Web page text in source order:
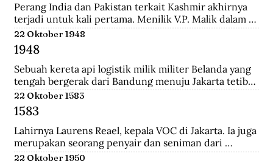
Perang India dan Pakistan terkait Kashmir akhirnya
terjadi untuk kali pertama. Menilik V.P. Malik dalam
Kargil from Surprise to Victory, Perang Indo-Pakistani
I itu membawa korban 1.104 jiwa di pihak India dan
6.000 di pihak Pakistan.
22 Oktober 1948
1948
Sebuah kereta api logistik milik militer Belanda yang
tengah bergerak dari Bandung menuju Jakarta tetiba
terguling di kawasan Bendul. Sejumlah penumpang
tewas seketika dan puluhan lainya mengalami luka-
luka.
22 Oktober 1583
1583
Lahirnya Laurens Reael, kepala VOC di Jakarta. Ia juga
merupakan seorang penyair dan seniman dari
Belanda.
22 Oktober 1950